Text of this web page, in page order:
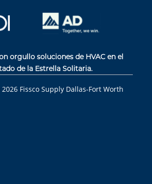
orgullo soluciones de HVAC en el
de la Estrella Solitaria.
2026 Fissco Supply Dallas-Fort Worth